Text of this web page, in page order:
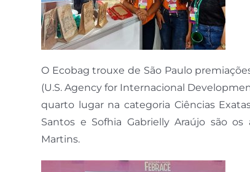
O Ecobag trouxe de São Paulo
(U.S. Agency for Internacional
quarto lugar na categoria Ciências
Santos e Sofhia Gabrielly Araújo são
Martins.